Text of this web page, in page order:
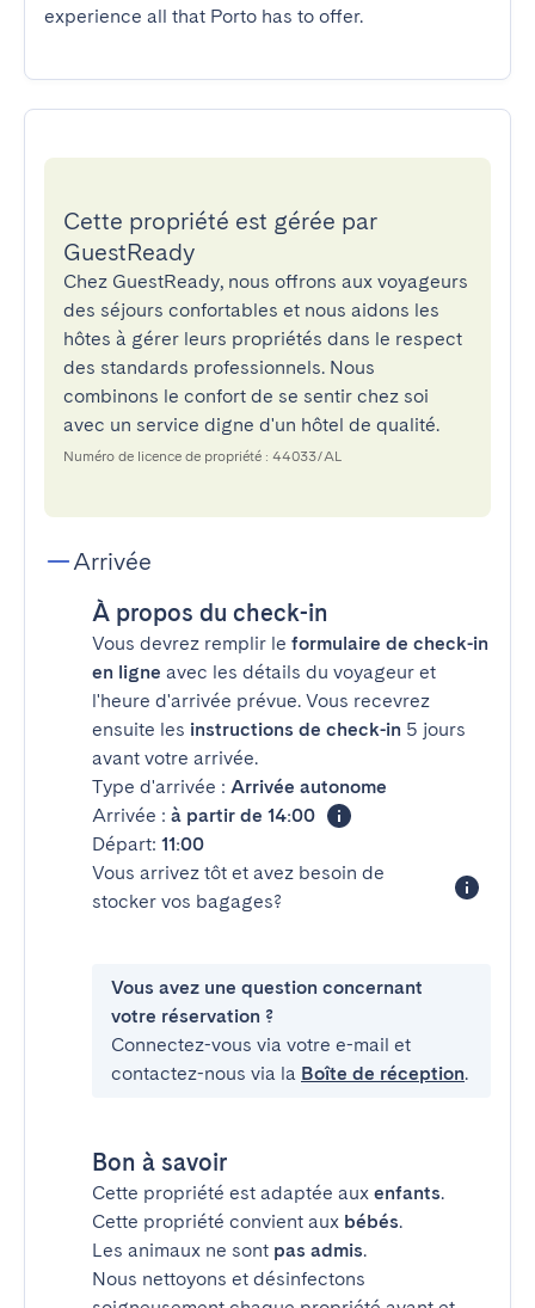
experience all that Porto has to offer.
Cette propriété est gérée par
GuestReady
Chez GuestReady, nous offrons aux voyageurs
des séjours confortables et nous aidons les
hôtes à gérer leurs propriétés dans le respect
des standards professionnels. Nous
combinons le confort de se sentir chez soi
avec un service digne d'un hôtel de qualité.
Numéro de licence de propriété : 44033/AL
Arrivée
À propos du check-in
Vous devrez remplir le formulaire de check-in
en ligne avec les détails du voyageur et
l'heure d'arrivée prévue. Vous recevrez
ensuite les instructions de check-in 5 jours
avant votre arrivée.
Type d'arrivée : Arrivée autonome
Arrivée : à partir de 14:00
Départ: 11:00
Vous arrivez tôt et avez besoin de
stocker vos bagages?
Vous avez une question concernant
votre réservation ?
Connectez-vous via votre e-mail et
contactez-nous via la Boîte de réception.
Bon à savoir
Cette propriété est adaptée aux enfants.
Cette propriété convient aux bébés.
Les animaux ne sont pas admis.
Nous nettoyons et désinfectons